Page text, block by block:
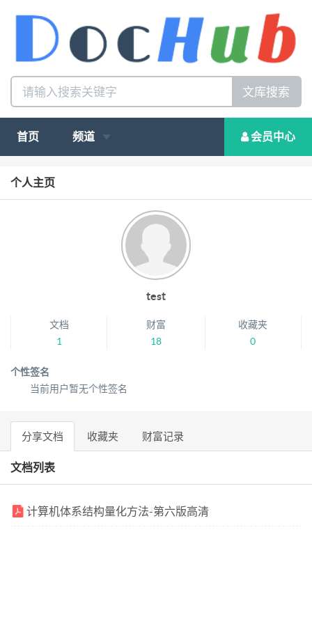
文库搜索
首页 频道 会员中心
个人主页
test
文档
1
财富
18
收藏夹
0
个性签名
当前用户暂无个性签名
分享文档 收藏夹 财富记录
文档列表
计算机体系结构量化方法-第六版高清